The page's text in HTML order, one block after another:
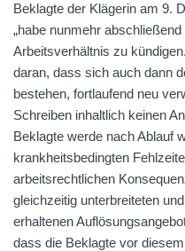
Beklagte der Klägerin am 9.
„habe nunmehr
Arbeitsverhältnis zu
daran, dass sich auch dann
bestehen, fortlaufend neu
Schreiben inhaltlich keinen
Beklagte werde nach Ablauf
krankheitsbedingten
arbeitsrechtlichen
gleichzeitig unterbreiteten
erhaltenen
dass die Beklagte vor